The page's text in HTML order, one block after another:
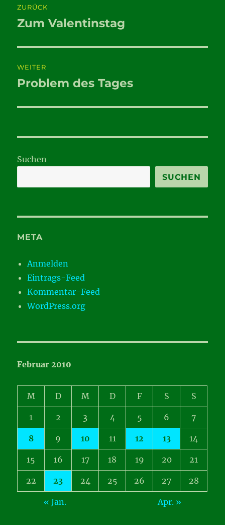
ZURÜCK
Vorheriger
Zum Valentinstag
WEITER
Nächster
Problem des Tages
Suchen
SUCHEN
META
Anmelden
Eintrags-Feed
Kommentar-Feed
WordPress.org
Februar 2010
M D M D F S S
1 2 3 4 5 6 7
8 9 10 11 12 13 14
15 16 17 18 19 20 21
22 23 24 25 26 27 28
« Jan. Apr. »